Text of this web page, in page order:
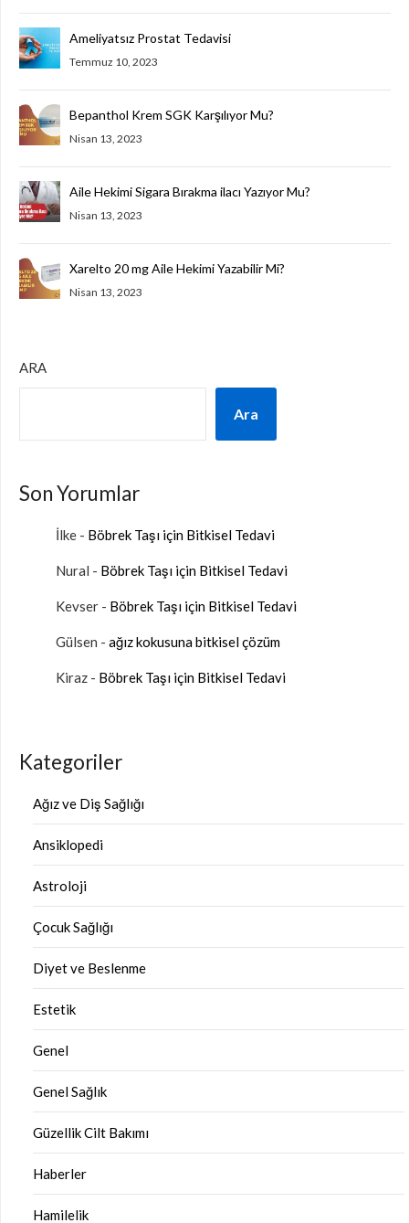
Ameliyatsız Prostat Tedavisi
Temmuz 10, 2023
Bepanthol Krem SGK Karşılıyor Mu?
Nisan 13, 2023
Aile Hekimi Sigara Bırakma ilacı Yazıyor Mu?
Nisan 13, 2023
Xarelto 20 mg Aile Hekimi Yazabilir Mi?
Nisan 13, 2023
ARA
Ara
Son Yorumlar
İlke - Böbrek Taşı için Bitkisel Tedavi
Nural - Böbrek Taşı için Bitkisel Tedavi
Kevser - Böbrek Taşı için Bitkisel Tedavi
Gülsen - ağız kokusuna bitkisel çözüm
Kiraz - Böbrek Taşı için Bitkisel Tedavi
Kategoriler
Ağız ve Diş Sağlığı
Ansiklopedi
Astroloji
Çocuk Sağlığı
Diyet ve Beslenme
Estetik
Genel
Genel Sağlık
Güzellik Cilt Bakımı
Haberler
Hamilelik